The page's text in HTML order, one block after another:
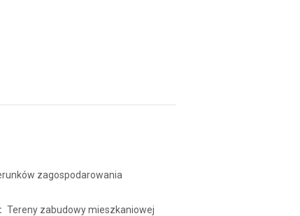
zagospodarowania
Tereny zabudowy mieszkaniowej